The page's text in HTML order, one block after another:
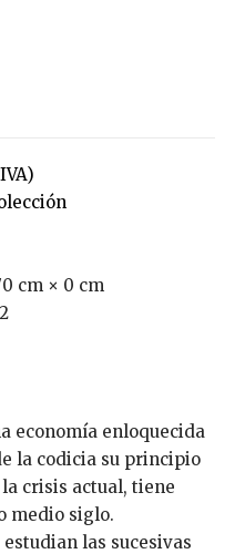
cm × 0 cm
la codicia su principio
crisis actual, tiene
medio siglo.
las sucesivas